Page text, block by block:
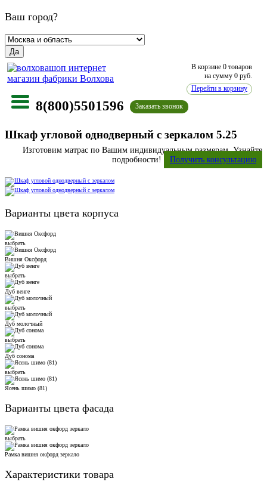
Ваш город?
Да
В корзине 0 товаров
на сумму 0 руб.
Перейти в корзину
8(800)5501596 Заказать звонок
Шкаф угловой однодверный с зеркалом 5.25
Изготовим матрас по Вашим индивидуальным размерам. Узнайте
подробности!
Получить консультацию
Варианты цвета корпуса
выбрать
Вишня Оксфорд
выбрать
Дуб венге
выбрать
Дуб молочный
выбрать
Дуб сонома
выбрать
Ясень шимо (81)
Варианты цвета фасада
выбрать
Рамка вишня окфорд зеркало
Характеристики товара